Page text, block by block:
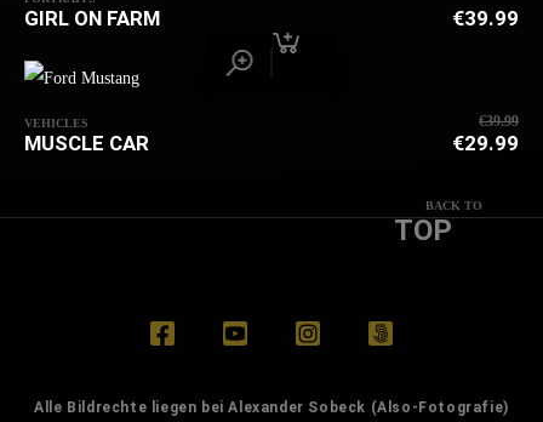
GIRL ON FARM €39.99
VEHICLES
MUSCLE CAR
€39.99
€29.99
BACK TO
TOP
Alle Bildrechte liegen bei Alexander Sobeck (Also-Fotografie)